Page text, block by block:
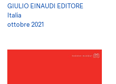
GIULIO EINAUDI EDITORE
Italia
ottobre 2021